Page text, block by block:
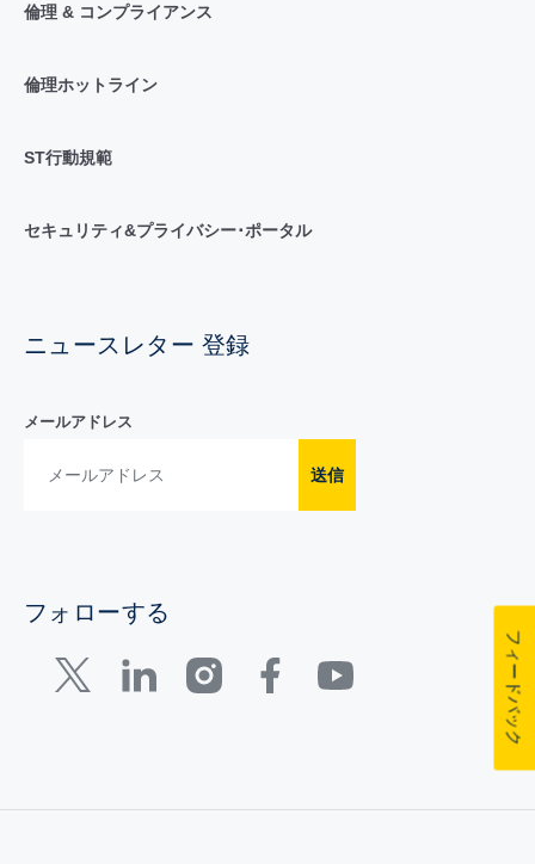
倫理 & コンプライアンス
倫理ホットライン
ST行動規範
セキュリティ&プライバシー･ポータル
ニュースレター 登録
メールアドレス
送信
フォローする
フィードバック